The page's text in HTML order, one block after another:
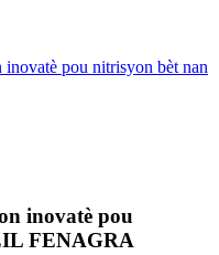
pou nitrisyon bèt nan
inovatè pou
FENAGRA